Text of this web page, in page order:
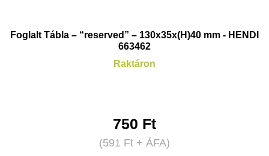
Foglalt Tábla – “reserved” – 130x35x(H)40 mm - HENDI
663462
Raktáron
750 Ft
(591 Ft + ÁFA)